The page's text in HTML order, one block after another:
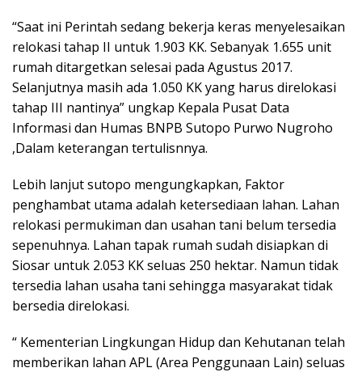
“Saat ini Perintah sedang bekerja keras menyelesaikan
relokasi tahap II untuk 1.903 KK. Sebanyak 1.655 unit
rumah ditargetkan selesai pada Agustus 2017.
Selanjutnya masih ada 1.050 KK yang harus direlokasi
tahap III nantinya” ungkap Kepala Pusat Data
Informasi dan Humas BNPB Sutopo Purwo Nugroho
,Dalam keterangan tertulisnnya.
Lebih lanjut sutopo mengungkapkan, Faktor
penghambat utama adalah ketersediaan lahan. Lahan
relokasi permukiman dan usahan tani belum tersedia
sepenuhnya. Lahan tapak rumah sudah disiapkan di
Siosar untuk 2.053 KK seluas 250 hektar. Namun tidak
tersedia lahan usaha tani sehingga masyarakat tidak
bersedia direlokasi.
“ Kementerian Lingkungan Hidup dan Kehutanan telah
memberikan lahan APL (Area Penggunaan Lain) seluas